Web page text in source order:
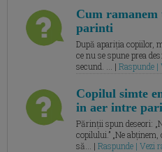
Cum
parinti
După apariția copiilor,
ce nu se spune prea
secund. ... | Raspunde
Copilul simte
in aer intre
Părinții spun deseori:
copilului.” „Ne
să... | Raspunde | Vezi